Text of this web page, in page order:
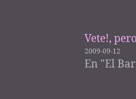
Vete!,
2009-09-12
En "El